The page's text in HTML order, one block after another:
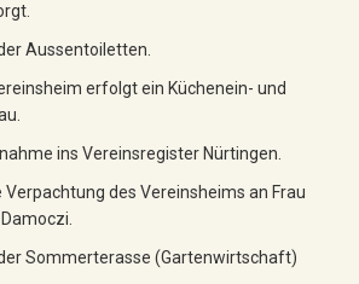
Aussentoiletten.
erfolgt ein Küchenein- und
ins Vereinsregister Nürtingen.
Verpachtung des Vereinsheims an Frau
Sommerterasse (Gartenwirtschaft)